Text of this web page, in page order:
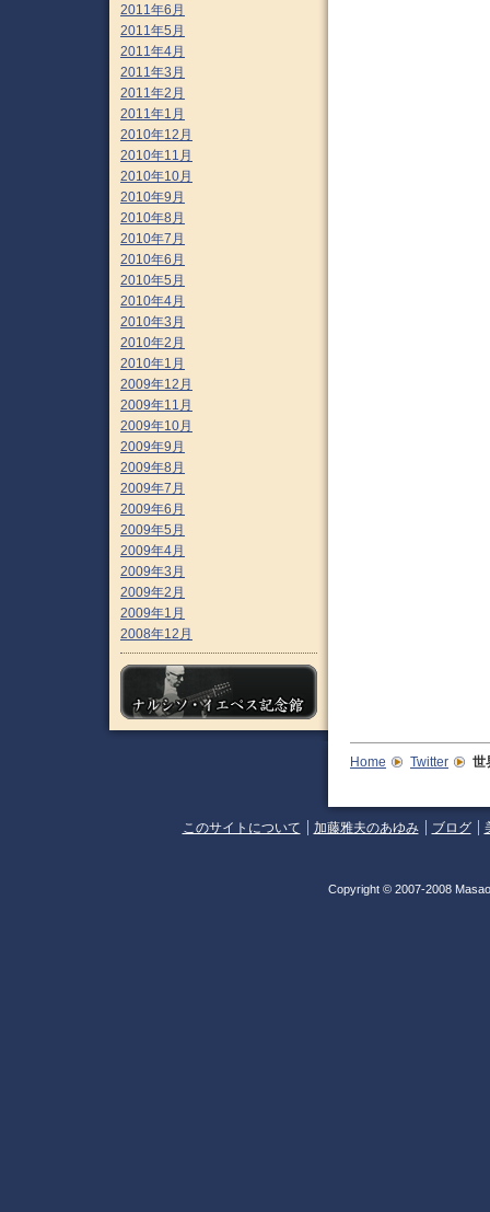
2011年6月
2011年5月
2011年4月
2011年3月
2011年2月
2011年1月
2010年12月
2010年11月
2010年10月
2010年9月
2010年8月
2010年7月
2010年6月
2010年5月
2010年4月
2010年3月
2010年2月
2010年1月
2009年12月
2009年11月
2009年10月
2009年9月
2009年8月
2009年7月
2009年6月
2009年5月
2009年4月
2009年3月
2009年2月
2009年1月
2008年12月
Home Twitter 世
このサイトについて 加藤雅夫のあゆみ ブログ
Copyright © 2007-2008